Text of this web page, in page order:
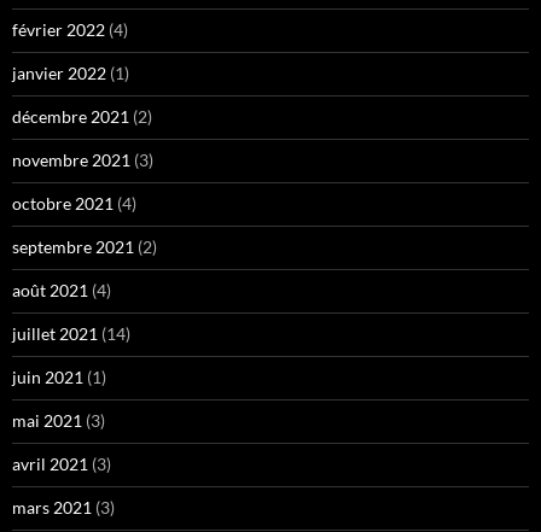
février 2022 (4)
janvier 2022 (1)
décembre 2021 (2)
novembre 2021 (3)
octobre 2021 (4)
septembre 2021 (2)
août 2021 (4)
juillet 2021 (14)
juin 2021 (1)
mai 2021 (3)
avril 2021 (3)
mars 2021 (3)